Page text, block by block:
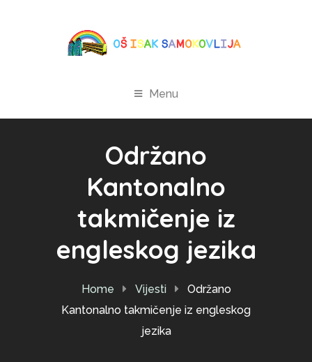
Menu
Održano
Kantonalno
takmičenje iz
engleskog jezika
Home Vijesti
Održano
Kantonalno takmičenje iz engleskog
jezika